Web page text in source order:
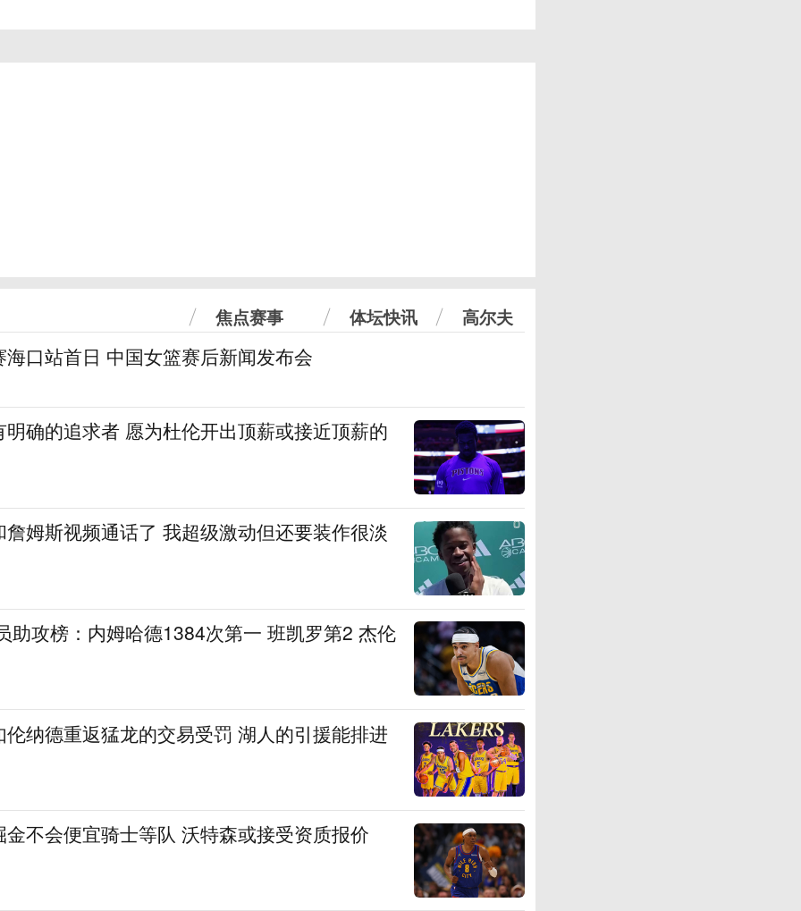
焦点赛事 体坛快讯 高尔夫
口站首日 中国女篮赛后新闻发布会
确的追求者 愿为杜伦开出顶薪或接近顶薪的
姆斯视频通话了 我超级激动但还要装作很淡
助攻榜：内姆哈德1384次第一 班凯罗第2 杰伦
纳德重返猛龙的交易受罚 湖人的引援能排进
不会便宜骑士等队 沃特森或接受资质报价